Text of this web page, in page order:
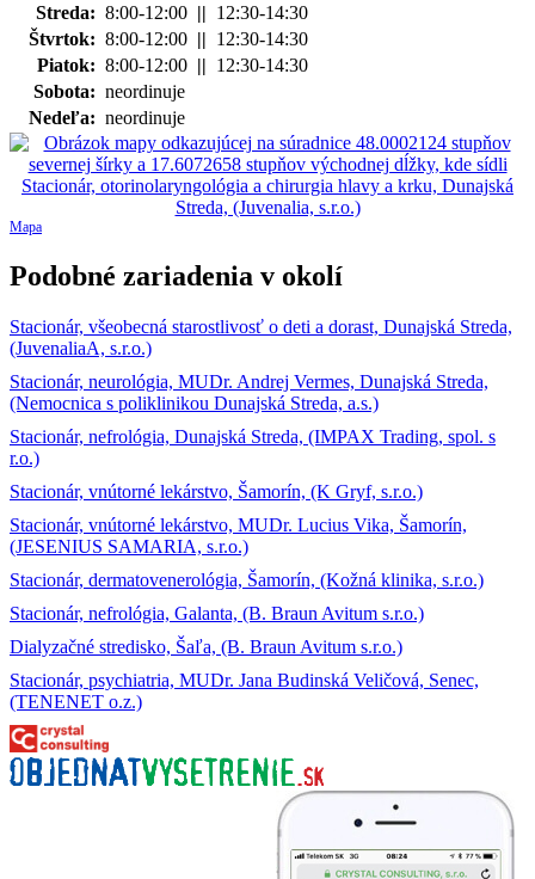
Streda: 8:00-12:00 || 12:30-14:30
Štvrtok: 8:00-12:00 || 12:30-14:30
Piatok: 8:00-12:00 || 12:30-14:30
Sobota: neordinuje
Nedeľa: neordinuje
Mapa
Podobné zariadenia v okolí
Stacionár, všeobecná starostlivosť o deti a dorast, Dunajská Streda,
(JuvenaliaA, s.r.o.)
Stacionár, neurológia, MUDr. Andrej Vermes, Dunajská Streda,
(Nemocnica s poliklinikou Dunajská Streda, a.s.)
Stacionár, nefrológia, Dunajská Streda, (IMPAX Trading, spol. s
r.o.)
Stacionár, vnútorné lekárstvo, Šamorín, (K Gryf, s.r.o.)
Stacionár, vnútorné lekárstvo, MUDr. Lucius Vika, Šamorín,
(JESENIUS SAMARIA, s.r.o.)
Stacionár, dermatovenerológia, Šamorín, (Kožná klinika, s.r.o.)
Stacionár, nefrológia, Galanta, (B. Braun Avitum s.r.o.)
Dialyzačné stredisko, Šaľa, (B. Braun Avitum s.r.o.)
Stacionár, psychiatria, MUDr. Jana Budinská Veličová, Senec,
(TENENET o.z.)